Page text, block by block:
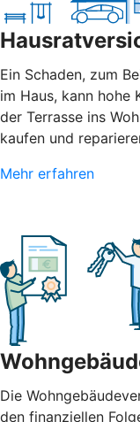
Ein Schaden, zum
im Haus, kann hohe
der Terrasse ins
kaufen und
Mehr erfahren
Die
den finanziellen